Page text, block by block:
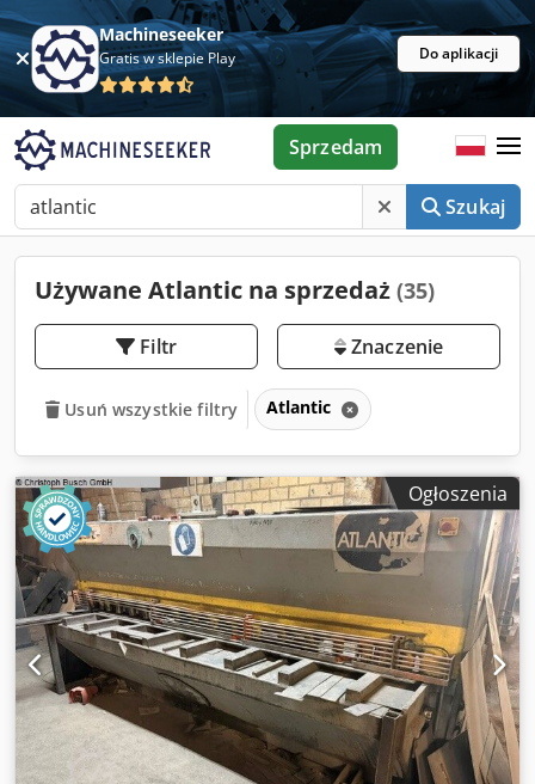
Machineseeker
Gratis w sklepie Play Do aplikacji
Szukaj
Sprzedam
Używane Atlantic na sprzedaż (35)
Filtr Znaczenie
Usuń wszystkie filtry Atlantic
Ogłoszenia